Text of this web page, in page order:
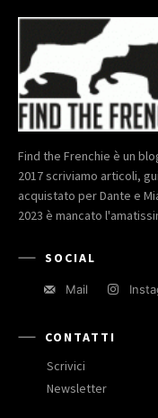
Find the Frenchie è un
2017 scriviamo articoli,
acquistato per Dante e
2023 è mancato
SOCIAL
Mail
CONTATTI
Scrivici
Newsletter